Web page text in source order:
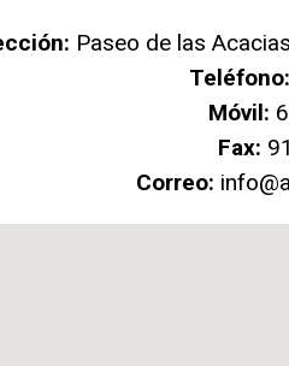
Paseo de las
Teléfono:
Móvil:
Fax:
Correo: